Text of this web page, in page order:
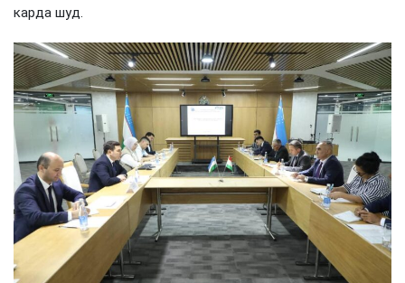
карда шуд.